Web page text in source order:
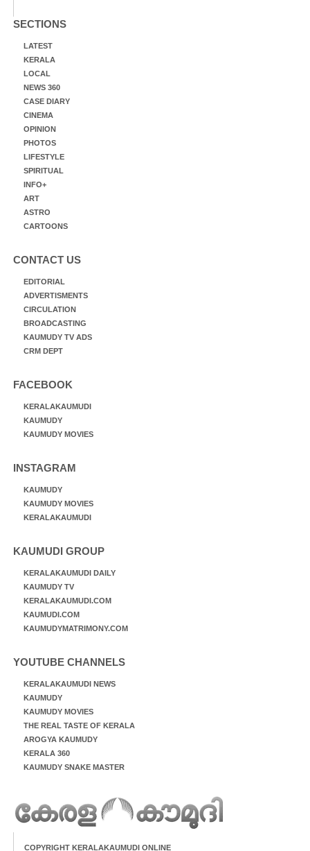
SECTIONS
LATEST
KERALA
LOCAL
NEWS 360
CASE DIARY
CINEMA
OPINION
PHOTOS
LIFESTYLE
SPIRITUAL
INFO+
ART
ASTRO
CARTOONS
CONTACT US
EDITORIAL
ADVERTISMENTS
CIRCULATION
BROADCASTING
KAUMUDY TV ADS
CRM DEPT
FACEBOOK
KERALAKAUMUDI
KAUMUDY
KAUMUDY MOVIES
INSTAGRAM
KAUMUDY
KAUMUDY MOVIES
KERALAKAUMUDI
KAUMUDI GROUP
KERALAKAUMUDI DAILY
KAUMUDY TV
KERALAKAUMUDI.COM
KAUMUDI.COM
KAUMUDYMATRIMONY.COM
YOUTUBE CHANNELS
KERALAKAUMUDI NEWS
KAUMUDY
KAUMUDY MOVIES
THE REAL TASTE OF KERALA
AROGYA KAUMUDY
KERALA 360
KAUMUDY SNAKE MASTER
COPYRIGHT KERALAKAUMUDI ONLINE